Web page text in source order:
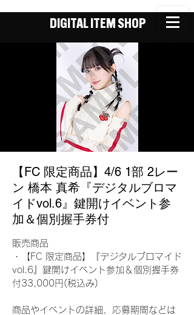
DIGITAL ITEM SHOP
【FC 限定商品】4/6 1部 2レー
ン 橋本 真希『デジタルブロマ
イドvol.6』鍵開けイベント参
加＆個別握手券付
販売商品
・【FC 限定商品】『デジタルブロマイド
vol.6』鍵開けイベント参加＆個別握手券
付33,000円(税込み)
商品やイベントの詳細、応募期間などは